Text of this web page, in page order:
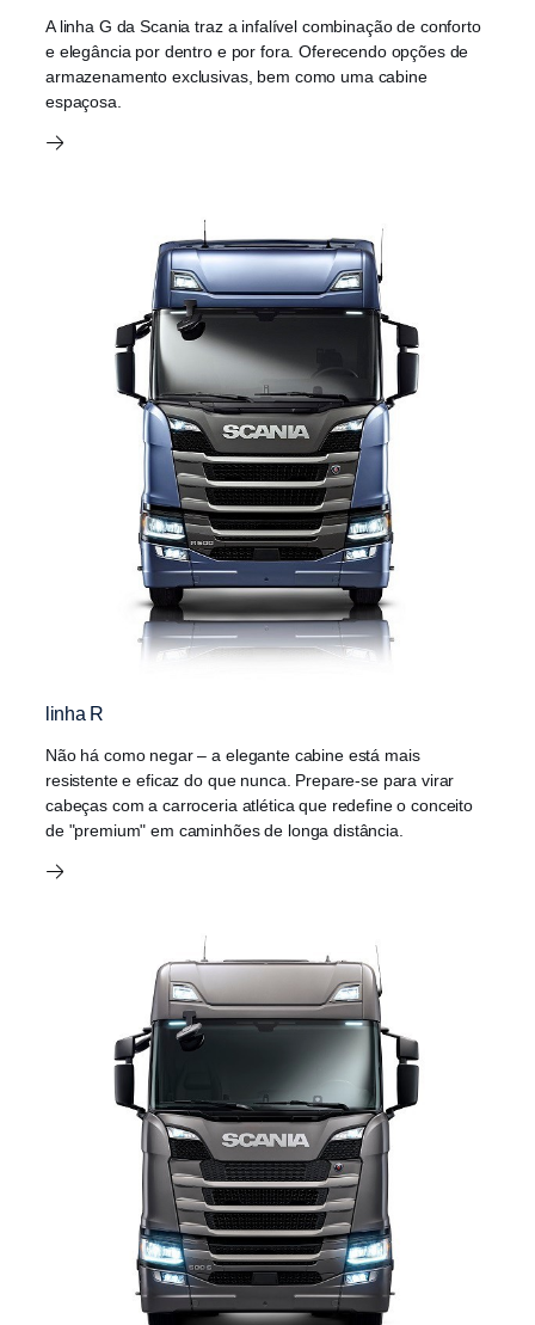
A linha G da Scania traz a infalível combinação de conforto
e elegância por dentro e por fora. Oferecendo opções de
armazenamento exclusivas, bem como uma cabine
espaçosa.
linha R
Não há como negar – a elegante cabine está mais
resistente e eficaz do que nunca. Prepare-se para virar
cabeças com a carroceria atlética que redefine o conceito
de "premium" em caminhões de longa distância.